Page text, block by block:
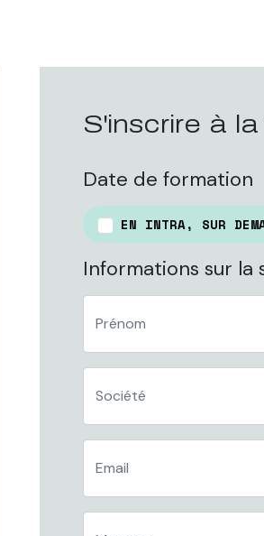
S'inscrire à
Date de formation
EN INTRA, SUR
Informations sur la